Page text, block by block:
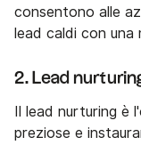
consentono alle
lead caldi con una
2. Lead
Il lead nurturing è
preziose e